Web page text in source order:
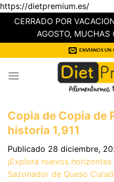
https://dietpremium.es/
CERRADO POR
AGOSTO, MUCHAS
al
contenido
ENVÍANOS UN
Copia de Copia de
historia 1,911
Publicado 28 diciembre,
¡Explora nuevos
Sazonador de Queso